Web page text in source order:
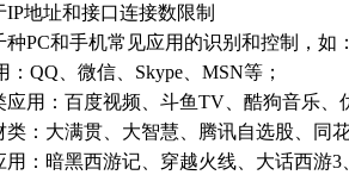
IP地址和接口连接数限制
种PC和手机常见应用的识别和控制，如：
：QQ、微信、Skype、MSN等；
应用：百度视频、斗鱼TV、酷狗音乐、
类：大满贯、大智慧、腾讯自选股、同花
用：暗黑西游记、穿越火线、大话西游3